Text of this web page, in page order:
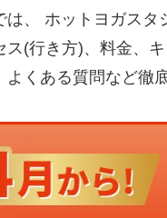
は、 ホットヨガス
ス(行き方)、料金、
よくある質問など徹